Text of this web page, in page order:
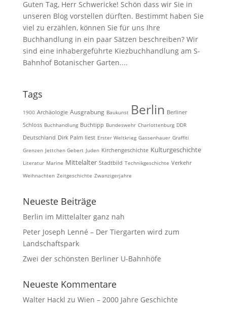
Guten Tag, Herr Schwericke! Schön dass wir Sie in
unseren Blog vorstellen dürften. Bestimmt haben Sie
viel zu erzählen, können Sie für uns Ihre
Buchhandlung in ein paar Sätzen beschreiben? Wir
sind eine inhabergeführte Kiezbuchhandlung am S-
Bahnhof Botanischer Garten....
Tags
1900 Archäologie Ausgrabung Baukunst Berlin Berliner
Schloss Buchhandlung Buchtipp Bundeswehr Charlottenburg DDR
Deutschland Dirk Palm liest Erster Weltkrieg Gassenhauer Graffiti
Grenzen Jettchen Gebert Juden Kirchengeschichte Kulturgeschichte
Literatur Marine Mittelalter Stadtbild Technikgeschichte Verkehr
Weihnachten Zeitgeschichte Zwanzigerjahre
Neueste Beiträge
Berlin im Mittelalter ganz nah
Peter Joseph Lenné – Der Tiergarten wird zum
Landschaftspark
Zwei der schönsten Berliner U-Bahnhöfe
Neueste Kommentare
Walter Hackl zu Wien – 2000 Jahre Geschichte